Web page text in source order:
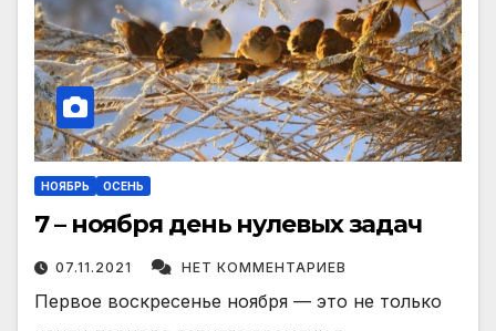
НОЯБРЬ ОСЕНЬ
7 – ноября день нулевых задач
07.11.2021 НЕТ КОММЕНТАРИЕВ
Первое воскресенье ноября — это не только